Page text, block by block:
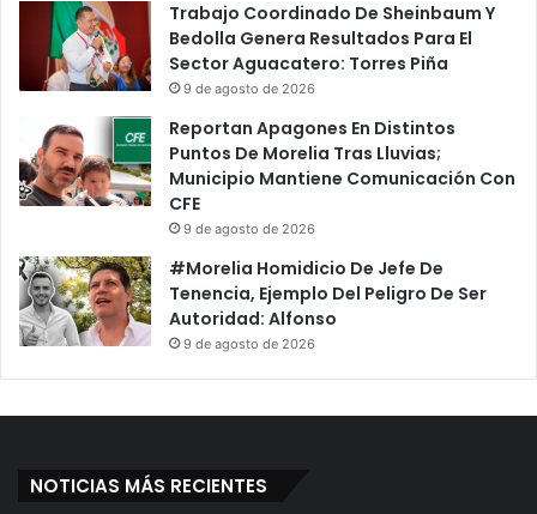
Trabajo Coordinado De Sheinbaum Y
Bedolla Genera Resultados Para El
Sector Aguacatero: Torres Piña
9 de agosto de 2026
Reportan Apagones En Distintos
Puntos De Morelia Tras Lluvias;
Municipio Mantiene Comunicación Con
CFE
9 de agosto de 2026
#Morelia Homidicio De Jefe De
Tenencia, Ejemplo Del Peligro De Ser
Autoridad: Alfonso
9 de agosto de 2026
NOTICIAS MÁS RECIENTES